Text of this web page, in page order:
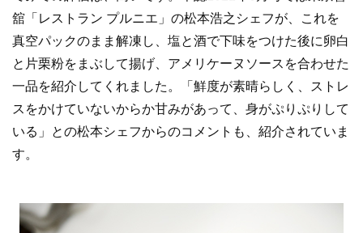
舘「レストラン プルニエ」の松本浩之シェフが、これを
真空パックのまま解凍し、塩と酒で下味をつけた後に卵白
と片栗粉をまぶして揚げ、アメリケーヌソースを合わせた
一品を紹介してくれました。「鮮度が素晴らしく、ストレ
スをかけていないからか甘みがあって、身がぷりぷりして
いる」との松本シェフからのコメントも、紹介されていま
す。